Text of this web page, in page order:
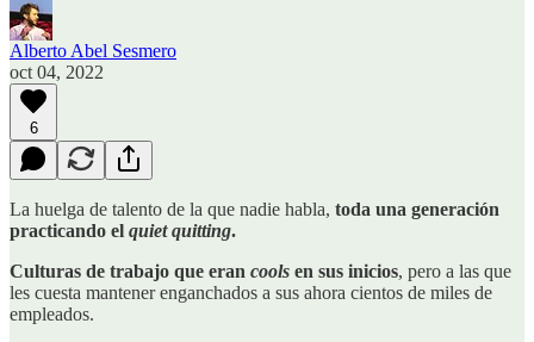
Alberto Abel Sesmero
oct 04, 2022
6
La huelga de talento de la que nadie habla, toda una generación
practicando el quiet quitting.
Culturas de trabajo que eran cools en sus inicios, pero a las que
les cuesta mantener enganchados a sus ahora cientos de miles de
empleados.